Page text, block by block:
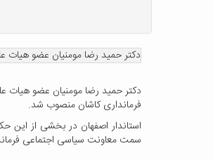
دکتر حمید رضا مومنیان عضو هیات
دکتر حمید رضا مومنیان عضو هیات
فرمانداری کاشان منصوب شد.
استاندار اصفهان در بخشی از این
سمت معاونت سیاسی اجتماعی